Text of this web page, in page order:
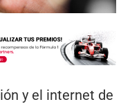
y el internet de